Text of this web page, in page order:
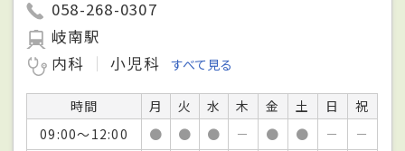
058-268-0307
岐南駅
内科
小児科 すべて見る
時間 月 火 水 木 金 土 日
祝
09:00～12:00
● ● ● － ● ● －
－